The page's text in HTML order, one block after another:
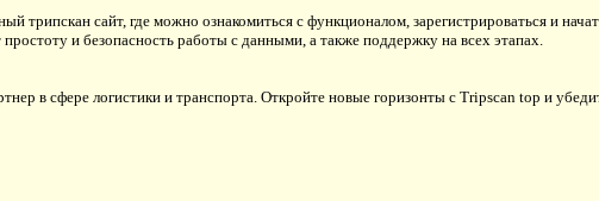
трипскан сайт, где можно ознакомиться с функционалом, зарегистрироваться и
и безопасность работы с данными, а также поддержку на всех этапах.
в сфере логистики и транспорта. Откройте новые горизонты с Tripscan top и